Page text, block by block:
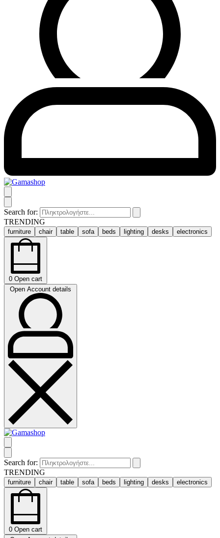
Search for:
TRENDING
furniture chair table sofa beds lighting desks electronics
0 Open cart
Open Account details
Search for:
TRENDING
furniture chair table sofa beds lighting desks electronics
0 Open cart